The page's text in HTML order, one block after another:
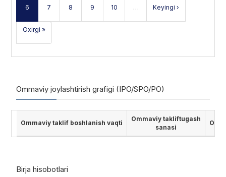
6 7 8 9 10 … Keyingi ›
Oxirgi »
Ommaviy joylashtirish grafigi (IPO/SPO/PO)
Ommaviy taklif boshlanish vaqti
Ommaviy takliftugash
sanasi
Birja hisobotlari